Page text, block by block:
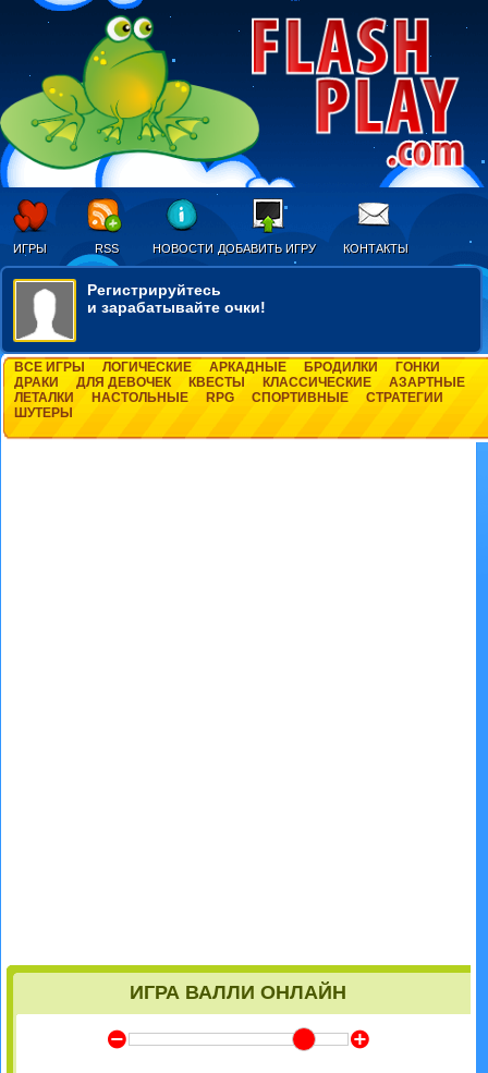
ИГРЫ RSS НОВОСТИ ДОБАВИТЬ ИГРУ КОНТАКТЫ
Регистрируйтесь
и зарабатывайте очки!
ВСЕ ИГРЫ ЛОГИЧЕСКИЕ АРКАДНЫЕ БРОДИЛКИ
ГОНКИ
ДРАКИ
ДЛЯ ДЕВОЧЕК КВЕСТЫ КЛАССИЧЕСКИЕ
АЗАРТНЫЕ
ЛЕТАЛКИ
НАСТОЛЬНЫЕ RPG СПОРТИВНЫЕ
СТРАТЕГИИ
ШУТЕРЫ
ИГРА ВАЛЛИ ОНЛАЙН
Y Z